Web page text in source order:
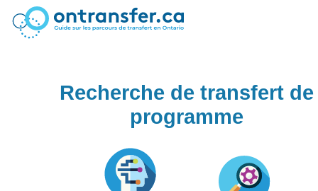
Recherche de transfert de
programme